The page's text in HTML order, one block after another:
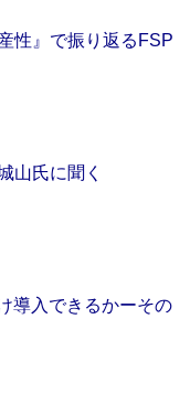
性』で振り返るFSP
山氏に聞く
導入できるかーその